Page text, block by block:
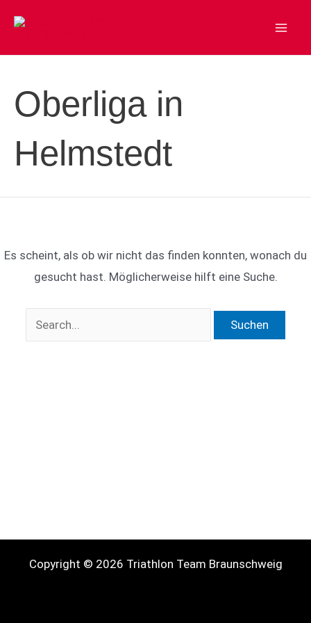
Inhalt
springen
Oberliga in
Helmstedt
Es scheint, als ob wir nicht das finden konnten, wonach du
gesucht hast. Möglicherweise hilft eine Suche.
Suchen
nach:
Copyright © 2026 Triathlon Team Braunschweig